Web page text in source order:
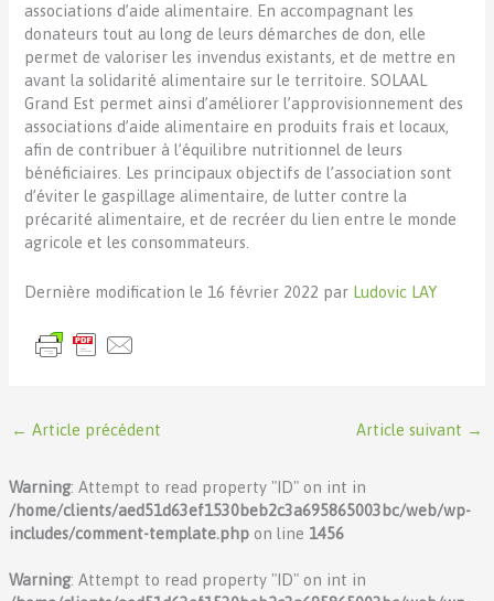
associations d’aide alimentaire. En accompagnant les
donateurs tout au long de leurs démarches de don, elle
permet de valoriser les invendus existants, et de mettre en
avant la solidarité alimentaire sur le territoire. SOLAAL
Grand Est permet ainsi d’améliorer l’approvisionnement des
associations d’aide alimentaire en produits frais et locaux,
afin de contribuer à l’équilibre nutritionnel de leurs
bénéficiaires. Les principaux objectifs de l’association sont
d’éviter le gaspillage alimentaire, de lutter contre la
précarité alimentaire, et de recréer du lien entre le monde
agricole et les consommateurs.
Dernière modification le 16 février 2022 par Ludovic LAY
← Article précédent Article suivant →
Warning: Attempt to read property "ID" on int in
/home/clients/aed51d63ef1530beb2c3a695865003bc/web/wp-
includes/comment-template.phpon line 1456
Warning: Attempt to read property "ID" on int in